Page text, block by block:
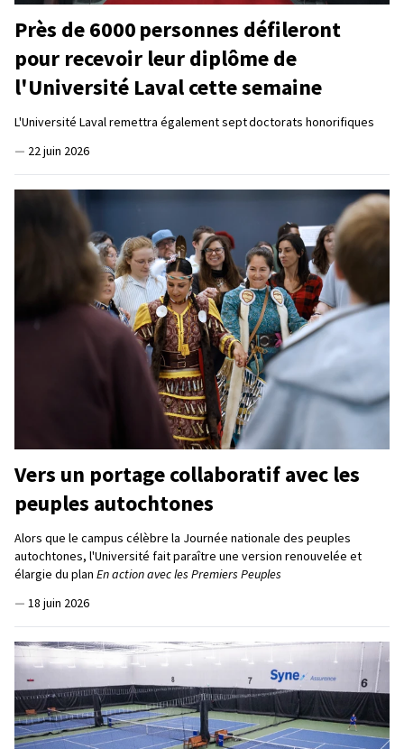
Près de 6000 personnes défileront
pour recevoir leur diplôme de
l'Université Laval cette semaine
L'Université Laval remettra également sept doctorats honorifiques
— 22 juin 2026
Vers un portage collaboratif avec les
peuples autochtones
Alors que le campus célèbre la Journée nationale des peuples
autochtones, l'Université fait paraître une version renouvelée et
élargie du plan En action avec les Premiers Peuples
— 18 juin 2026